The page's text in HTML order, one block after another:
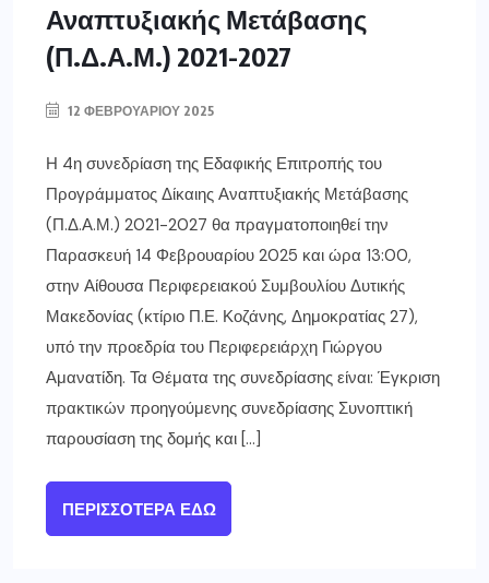
Αναπτυξιακής Μετάβασης
(Π.Δ.Α.Μ.) 2021-2027
12 ΦΕΒΡΟΥΑΡΊΟΥ 2025
Η 4η συνεδρίαση της Εδαφικής Επιτροπής του
Προγράμματος Δίκαιης Αναπτυξιακής Μετάβασης
(Π.Δ.Α.Μ.) 2021-2027 θα πραγματοποιηθεί την
Παρασκευή 14 Φεβρουαρίου 2025 και ώρα 13:00,
στην Αίθουσα Περιφερειακού Συμβουλίου Δυτικής
Μακεδονίας (κτίριο Π.Ε. Κοζάνης, Δημοκρατίας 27),
υπό την προεδρία του Περιφερειάρχη Γιώργου
Αμανατίδη. Τα Θέματα της συνεδρίασης είναι: Έγκριση
πρακτικών προηγούμενης συνεδρίασης Συνοπτική
παρουσίαση της δομής και […]
ΠΕΡΙΣΣΌΤΕΡΑ ΕΔΏ